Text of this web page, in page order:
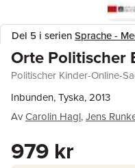
Del 5 i serienSprache -
Orte Politischer
Politischer Kinder-Online-
Inbunden, Tyska, 2013
AvCarolin Hagl,Jens
979 kr